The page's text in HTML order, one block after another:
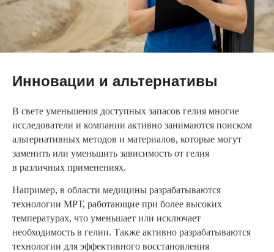
Инновации и альтернативы
В свете уменьшения доступных запасов гелия многие
исследователи и компании активно занимаются поиском
альтернативных методов и материалов, которые могут
заменить или уменьшить зависимость от гелия
в различных применениях.
Например, в области медицины разрабатываются
технологии МРТ, работающие при более высоких
температурах, что уменьшает или исключает
необходимость в гелии. Также активно разрабатываются
технологии для эффективного восстановления